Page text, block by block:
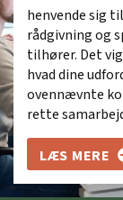
henvende sig
rådgivning og
tilhører. Det
hvad dine
ovennævnte
rette
LÆS MERE